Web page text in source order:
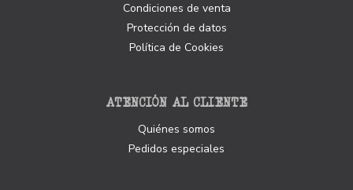
Condiciones de venta
Protección de datos
Política de Cookies
ATENCIÓN AL CLIENTE
Quiénes somos
Pedidos especiales